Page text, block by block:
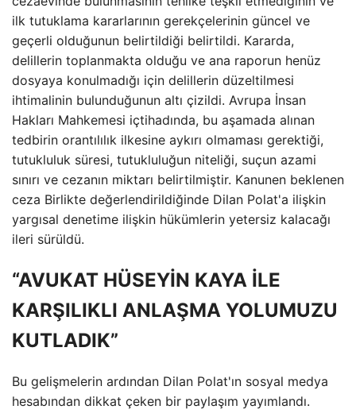
ilk tutuklama kararlarının gerekçelerinin güncel ve
geçerli olduğunun belirtildiği belirtildi. Kararda,
delillerin toplanmakta olduğu ve ana raporun henüz
dosyaya konulmadığı için delillerin düzeltilmesi
ihtimalinin bulunduğunun altı çizildi. Avrupa İnsan
Hakları Mahkemesi içtihadında, bu aşamada alınan
tedbirin orantılılık ilkesine aykırı olmaması gerektiği,
tutukluluk süresi, tutukluluğun niteliği, suçun azami
sınırı ve cezanın miktarı belirtilmiştir. Kanunen beklenen
ceza Birlikte değerlendirildiğinde Dilan Polat'a ilişkin
yargısal denetime ilişkin hükümlerin yetersiz kalacağı
ileri sürüldü.
“AVUKAT HÜSEYİN KAYA İLE
KARŞILIKLI ANLAŞMA YOLUMUZU
KUTLADIK”
Bu gelişmelerin ardından Dilan Polat'ın sosyal medya
hesabından dikkat çeken bir paylaşım yayımlandı.